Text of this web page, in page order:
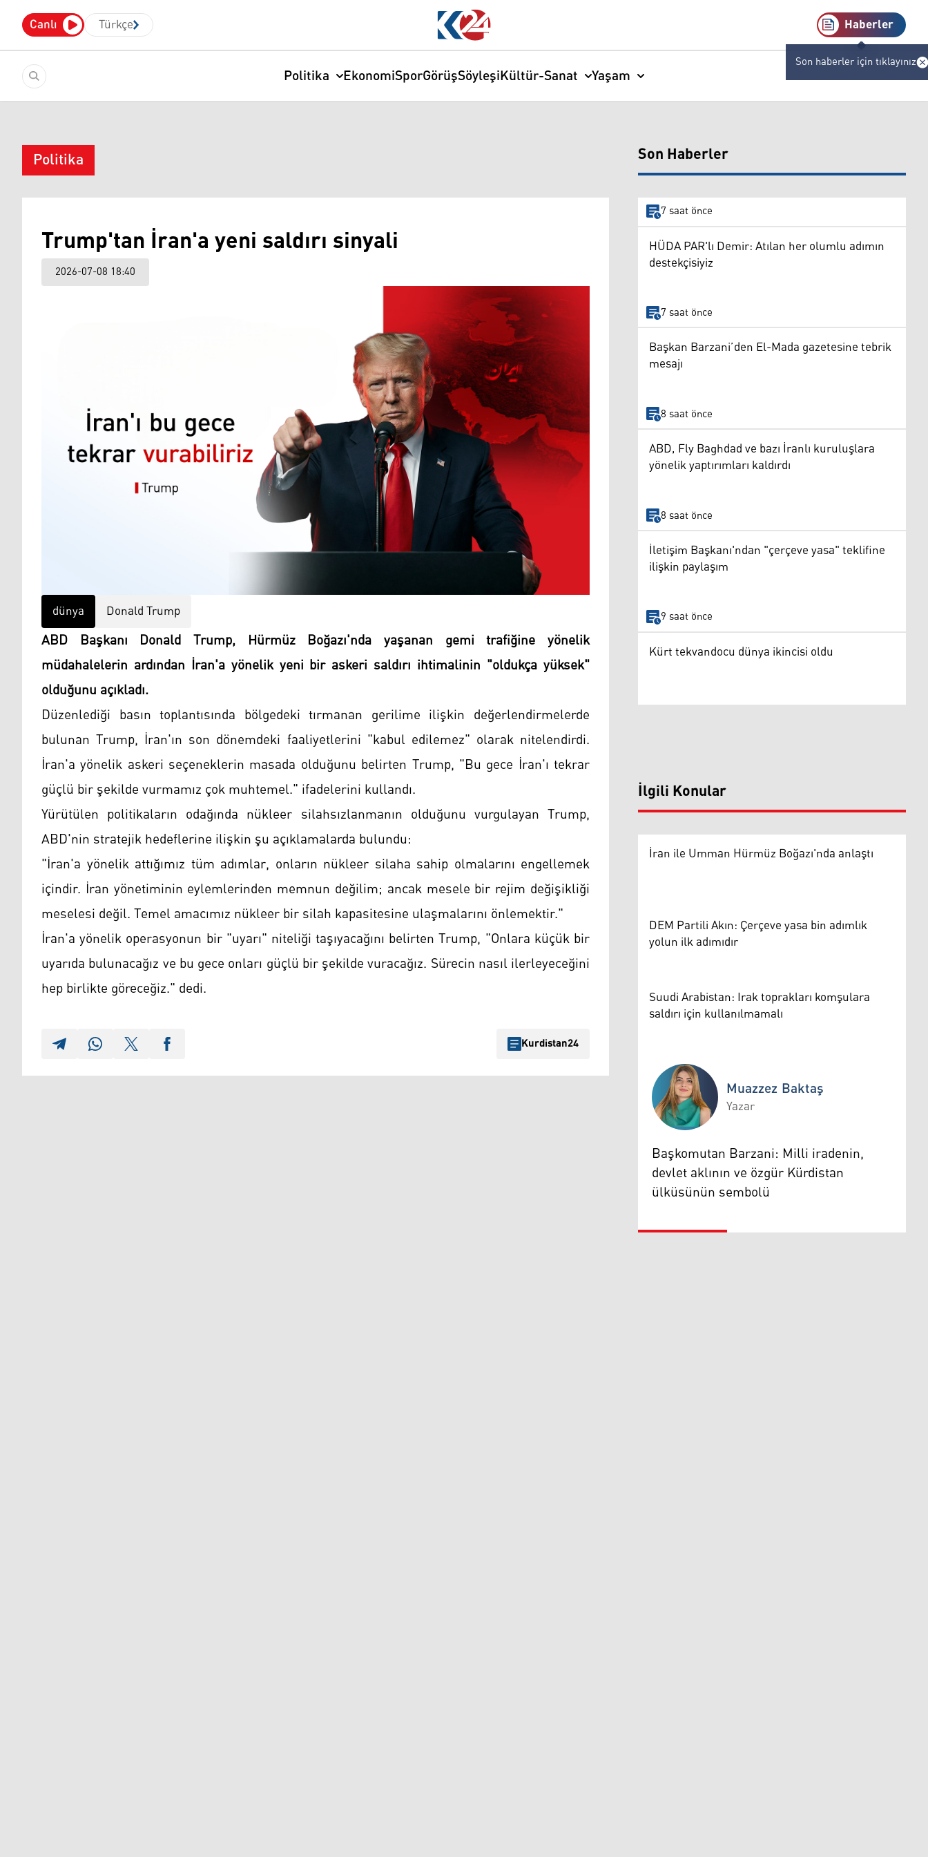
Canlı Türkçe Haberler
Son haberler için tıklayınız
Politika EkonomiSporGörüşSöyleşiKültür-Sanat Yaşam
Politika
Trump'tan İran'a yeni saldırı sinyali
2026-07-08 18:40
dünya Donald Trump
ABD Başkanı Donald Trump, Hürmüz Boğazı'nda yaşanan gemi trafiğine yönelik
müdahalelerin ardından İran'a yönelik yeni bir askeri saldırı ihtimalinin "oldukça yüksek"
olduğunu açıkladı.
Düzenlediği basın toplantısında bölgedeki tırmanan gerilime ilişkin değerlendirmelerde
bulunan Trump, İran'ın son dönemdeki faaliyetlerini "kabul edilemez" olarak nitelendirdi.
İran'a yönelik askeri seçeneklerin masada olduğunu belirten Trump, "Bu gece İran'ı tekrar
güçlü bir şekilde vurmamız çok muhtemel." ifadelerini kullandı.
Yürütülen politikaların odağında nükleer silahsızlanmanın olduğunu vurgulayan Trump,
ABD'nin stratejik hedeflerine ilişkin şu açıklamalarda bulundu:
"İran'a yönelik attığımız tüm adımlar, onların nükleer silaha sahip olmalarını engellemek
içindir. İran yönetiminin eylemlerinden memnun değilim; ancak mesele bir rejim değişikliği
meselesi değil. Temel amacımız nükleer bir silah kapasitesine ulaşmalarını önlemektir."
İran'a yönelik operasyonun bir "uyarı" niteliği taşıyacağını belirten Trump, "Onlara küçük bir
uyarıda bulunacağız ve bu gece onları güçlü bir şekilde vuracağız. Sürecin nasıl ilerleyeceğini
hep birlikte göreceğiz." dedi.
Kurdistan24
Son Haberler
7 saat önce
HÜDA PAR'lı Demir: Atılan her olumlu adımın
destekçisiyiz
7 saat önce
Başkan Barzani’den El-Mada gazetesine tebrik
mesajı
8 saat önce
ABD, Fly Baghdad ve bazı İranlı kuruluşlara
yönelik yaptırımları kaldırdı
8 saat önce
İletişim Başkanı'ndan "çerçeve yasa" teklifine
ilişkin paylaşım
9 saat önce
Kürt tekvandocu dünya ikincisi oldu
İlgili Konular
İran ile Umman Hürmüz Boğazı'nda anlaştı
DEM Partili Akın: Çerçeve yasa bin adımlık
yolun ilk adımıdır
Suudi Arabistan: Irak toprakları komşulara
saldırı için kullanılmamalı
Muazzez Baktaş
Muazzez Baktaş
Yazar
Başkomutan Barzani: Milli iradenin,
devlet aklının ve özgür Kürdistan
ülküsünün sembolü